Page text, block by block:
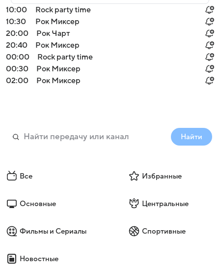
10:00
Rock party time
10:30
Рок Миксер
20:00
Рок Чарт
20:40
Рок Миксер
00:00
Rock party time
00:30
Рок Миксер
02:00
Рок Миксер
Найти
Все Избранные
Основные Центральные
Фильмы и Сериалы Спортивные
Новостные